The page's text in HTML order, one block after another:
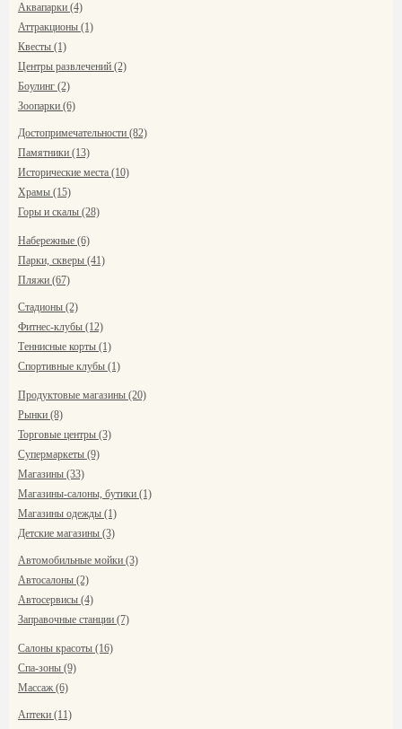
Аквапарки (4)
Аттракционы (1)
Квесты (1)
Центры развлечений (2)
Боулинг (2)
Зоопарки (6)
Достопримечательности (82)
Памятники (13)
Исторические места (10)
Храмы (15)
Горы и скалы (28)
Набережные (6)
Парки, скверы (41)
Пляжи (67)
Стадионы (2)
Фитнес-клубы (12)
Теннисные корты (1)
Спортивные клубы (1)
Продуктовые магазины (20)
Рынки (8)
Торговые центры (3)
Супермаркеты (9)
Магазины (33)
Магазины-салоны, бутики (1)
Магазины одежды (1)
Детские магазины (3)
Автомобильные мойки (3)
Автосалоны (2)
Автосервисы (4)
Заправочные станции (7)
Салоны красоты (16)
Спа-зоны (9)
Массаж (6)
Аптеки (11)